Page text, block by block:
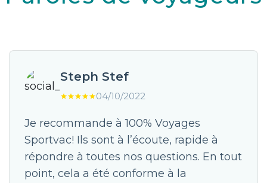
Steph Stef
04/10/2022
Je recommande à 100% Voyages
Sportvac! Ils sont à l’écoute, rapide à
répondre à toutes nos questions. En tout
point, cela a été conforme à la